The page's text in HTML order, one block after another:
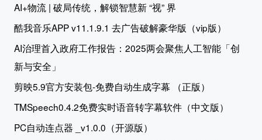
AI+物流 | 破局传统，解锁智慧新 “视” 界
酷我音乐APP v11.1.9.1 去广告破解豪华版（vip版）
AI治理首入政府工作报告：2025两会聚焦人工智能「创
新与安全」
剪映5.9官方安装包-免费自动生成字幕 （正版）
TMSpeech0.4.2免费实时语音转字幕软件（中文版）
PC自动连点器 _v1.0.0（开源版）